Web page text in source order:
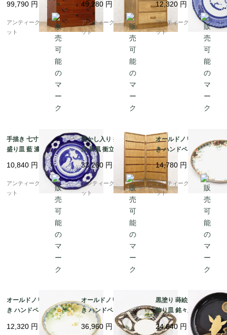
具 和骨董 明るめの色合
99,790 円
アンティークブルーパロ
ット
製 昭和レトロ
49,280 円
アンティークブルーパロ
ット
董 和食 ワンプレート
アンティーク(松竹梅・
菊花弁)
12,320 円
アンティークブルーパロ
ット
手描き 七寸 染付 中皿
盛り皿 藍 濃紺 和骨董
和食 ワンプレート アン
ティーク(松竹梅・牡
丹)
10,840 円
アンティークブルーパロ
ット
透かし入り 折りたたみ
式 屏風 衝立 パーテー
ション 間仕切り 簾屏風
四連 2枚折り アンティ
ーク ヴィンテージ 骨董
インテリア
33,260 円
アンティークブルーパロ
ット
オールドノリタケ 手描
き ハンドペイント トレ
ー 皿 盛上げ絵付け NO
RITAKE 日本製 アンテ
ィーク（クローバー・
花）
14,780 円
アンティークブルーパロ
ット
オールドノリタケ 手描
き ハンドペイント デザ
ート皿 ボウル NORITA
KE 日本製 アンティー
12,320 円
オールドノリタケ 手描
き ハンドペイント オー
バル ボウル 耳付き NO
RITAKE 日本製 アンテ
36,960 円
黒塗り 蒔絵入り 菓子皿
飾り皿 銘々皿 アンティ
ーク 漆器 上品 おもて
なし アート（昇り鯉・
24,640 円